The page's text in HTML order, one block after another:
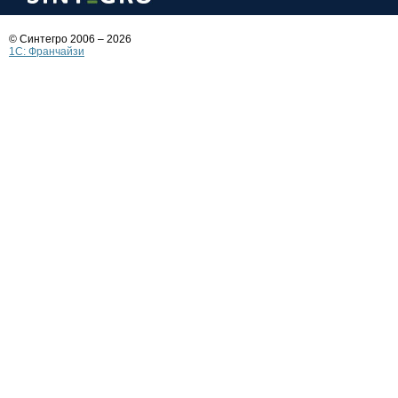
© Синтегро 2006 – 2026
1C: Франчайзи